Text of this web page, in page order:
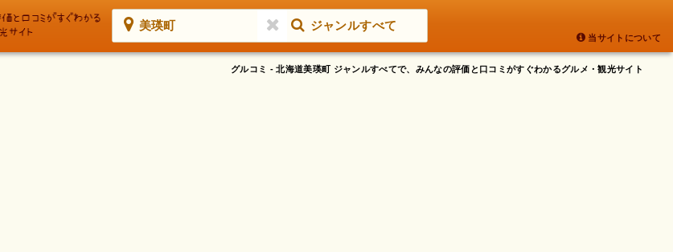
美瑛町 ジャンルすべて
当サイトについて
グルコミ - 北海道美瑛町 ジャンルすべてで、みんなの評価と口コミがすぐわかるグルメ・観光サイト